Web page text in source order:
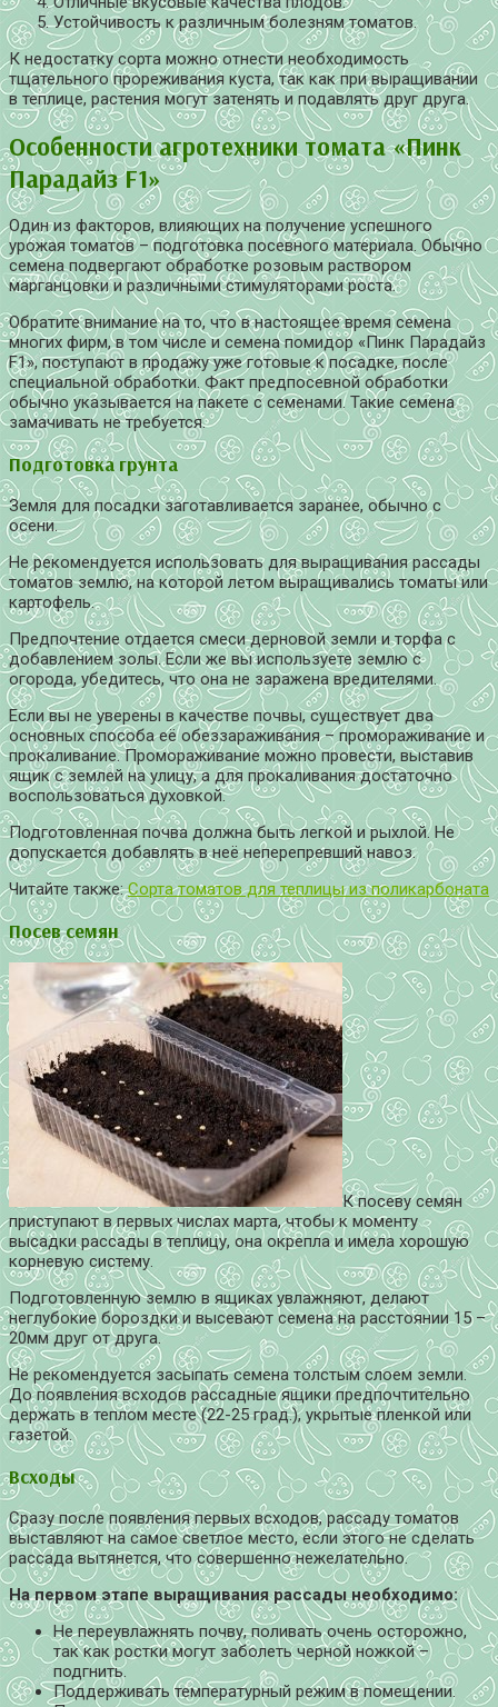
Устойчивость к различным болезням томатов.
К недостатку сорта можно отнести необходимость
тщательного прореживания куста, так как при выращивании
в теплице, растения могут затенять и подавлять друг друга.
Особенности агротехники томата «Пинк
Парадайз F1»
Один из факторов, влияющих на получение успешного
урожая томатов – подготовка посевного материала. Обычно
семена подвергают обработке розовым раствором
марганцовки и различными стимуляторами роста.
Обратите внимание на то, что в настоящее время семена
многих фирм, в том числе и семена помидор «Пинк Парадайз
F1», поступают в продажу уже готовые к посадке, после
специальной обработки. Факт предпосевной обработки
обычно указывается на пакете с семенами. Такие семена
замачивать не требуется.
Подготовка грунта
Земля для посадки заготавливается заранее, обычно с
осени.
Не рекомендуется использовать для выращивания рассады
томатов землю, на которой летом выращивались томаты или
картофель.
Предпочтение отдается смеси дерновой земли и торфа с
добавлением золы. Если же вы используете землю с
огорода, убедитесь, что она не заражена вредителями.
Если вы не уверены в качестве почвы, существует два
основных способа её обеззараживания – промораживание и
прокаливание. Промораживание можно провести, выставив
ящик с землей на улицу, а для прокаливания достаточно
воспользоваться духовкой.
Подготовленная почва должна быть легкой и рыхлой. Не
допускается добавлять в неё неперепревший навоз.
Читайте также:Сорта томатов для теплицы из поликарбоната
Посев семян
К посеву семян
приступают в первых числах марта, чтобы к моменту
высадки рассады в теплицу, она окрепла и имела хорошую
корневую систему.
Подготовленную землю в ящиках увлажняют, делают
неглубокие бороздки и высевают семена на расстоянии 15 –
20мм друг от друга.
Не рекомендуется засыпать семена толстым слоем земли.
До появления всходов рассадные ящики предпочтительно
держать в теплом месте (22-25 град.), укрытые пленкой или
газетой.
Всходы
Сразу после появления первых всходов, рассаду томатов
выставляют на самое светлое место, если этого не сделать
рассада вытянется, что совершенно нежелательно.
На первом этапе выращивания рассады необходимо:
Не переувлажнять почву, поливать очень осторожно,
так как ростки могут заболеть черной ножкой –
подгнить.
Поддерживать температурный режим в помещении.